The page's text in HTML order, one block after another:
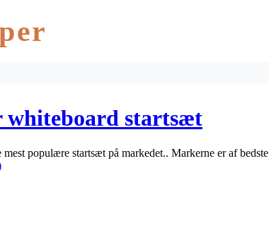
whiteboard startsæt
populære startsæt på markedet.. Markerne er af bedste